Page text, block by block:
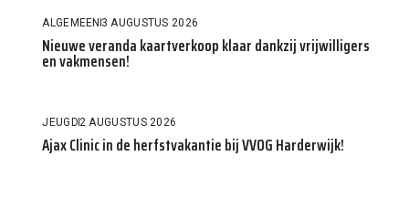
ALGEMEEN3 AUGUSTUS 2026
Nieuwe veranda kaartverkoop klaar dankzij vrijwilligers
en vakmensen!
JEUGD2 AUGUSTUS 2026
Ajax Clinic in de herfstvakantie bij VVOG Harderwijk!